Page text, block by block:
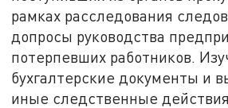
рамках расследования
допросы руководства
потерпевших работников.
бухгалтерские документы и
иные следственные